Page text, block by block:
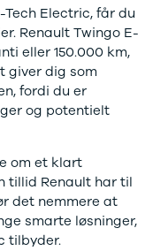
Electric, får du
Renault Twingo E-
eller 150.000 km,
giver dig som
fordi du er
og potentielt
om et klart
tillid Renault har til
det nemmere at
smarte løsninger,
tilbyder.